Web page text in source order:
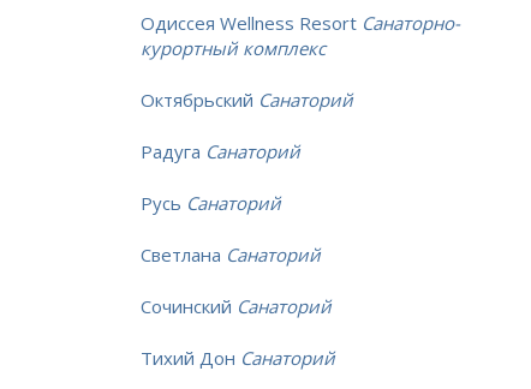
Одиссея Wellness Resort Санаторно-
курортный комплекс
Октябрьский Санаторий
Радуга Санаторий
Русь Санаторий
Светлана Санаторий
Сочинский Санаторий
Тихий Дон Санаторий